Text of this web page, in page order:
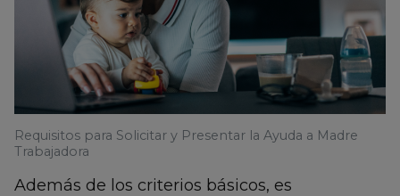
Requisitos para Solicitar y Presentar la Ayuda a Madre
Trabajadora
Además de los criterios básicos, es